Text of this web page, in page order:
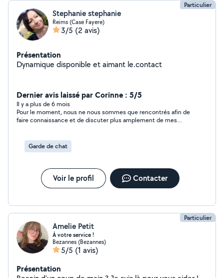
Particulier
Stephanie stephanie
Reims (Case Fayere)
3/5 (2 avis)
Présentation
Dynamique disponible et aimant le.contact
Dernier avis laissé par Corinne : 5/5
Il y a plus de 6 mois
Pour le moment, nous ne nous sommes que rencontrés afin de
faire connaissance et de discuter plus amplement de mes
même génération et franchement, c'est une personne très
agréable et bienveillante. J'attends le mois de juillet pour voir
de remettre un avis.
Garde de chat
Voir le profil Contacter
Particulier
Amelie Petit
À votre service !
Bezannes (Bezannes)
5/5 (1 avis)
Présentation